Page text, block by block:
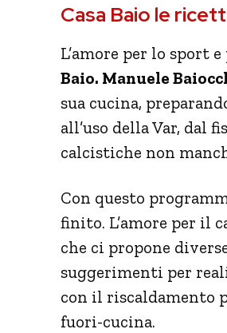
Casa Baio le
L’amore per lo sport
Baio. Manuele
sua cucina,
all’uso della Var, dal
calcistiche non
Con questo
finito. L’amore per il
che ci propone
suggerimenti per
con il riscaldamento
fuori-cucina.